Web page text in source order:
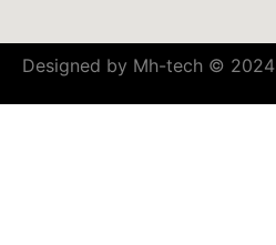
Designed by Mh-tech © 2024